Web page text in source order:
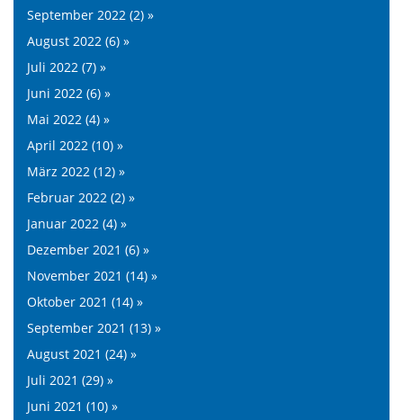
September 2022 (2) »
August 2022 (6) »
Juli 2022 (7) »
Juni 2022 (6) »
Mai 2022 (4) »
April 2022 (10) »
März 2022 (12) »
Februar 2022 (2) »
Januar 2022 (4) »
Dezember 2021 (6) »
November 2021 (14) »
Oktober 2021 (14) »
September 2021 (13) »
August 2021 (24) »
Juli 2021 (29) »
Juni 2021 (10) »